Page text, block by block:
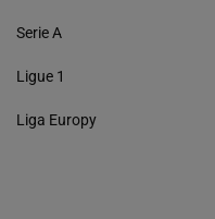
Serie A
Ligue 1
Liga Europy